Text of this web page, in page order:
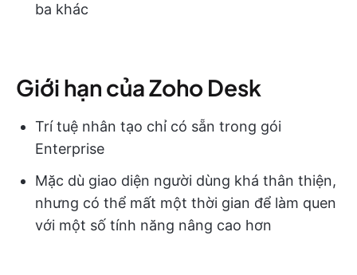
ba khác
Giới hạn của Zoho Desk
Trí tuệ nhân tạo chỉ có sẵn trong gói
Enterprise
Mặc dù giao diện người dùng khá thân thiện,
nhưng có thể mất một thời gian để làm quen
với một số tính năng nâng cao hơn